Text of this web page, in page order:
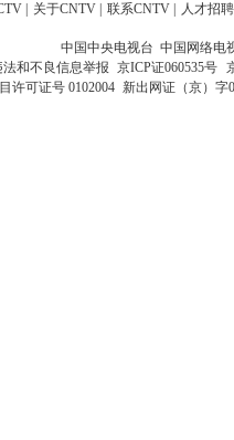
关于CNTV 联系CNTV 人才招聘
中国中央电视台 中国网络电
法和不良信息举报 京ICP证060535号
许可证号 0102004 新出网证（京）